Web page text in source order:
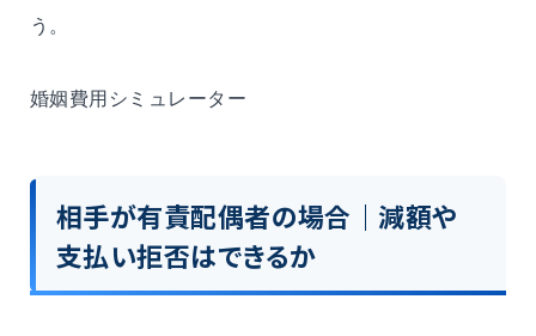
う。
婚姻費用シミュレーター
相手が有責配偶者の場合｜減額や
支払い拒否はできるか